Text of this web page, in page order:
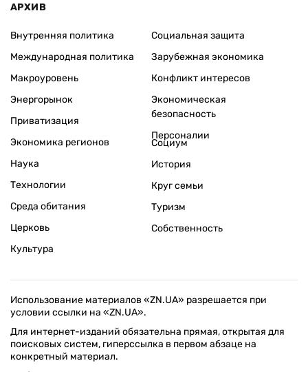
АРХИВ
Внутренняя политика
Международная политика
Макроуровень
Энергорынок
Приватизация
Экономика регионов
Социальная защита
Зарубежная экономика
Конфликт интересов
Экономическая
безопасность
Персоналии
Наука
Технологии
Среда обитания
Церковь
Культура
Социум
История
Круг семьи
Туризм
Собственность
Использование материалов «ZN.UA» разрешается при
условии ссылки на «ZN.UA».
Для интернет-изданий обязательна прямая, открытая для
поисковых систем, гиперссылка в первом абзаце на
конкретный материал.